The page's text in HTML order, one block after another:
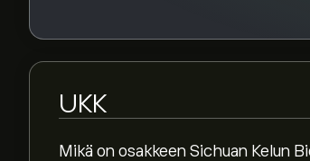
UKK
Mikä on osakkeen Sichuan Kelun